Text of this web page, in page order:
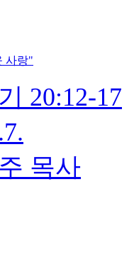
사랑"
20:12-17
목사